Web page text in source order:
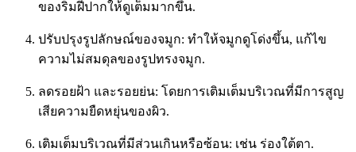
ของริมฝีปากให้ดูเต็มมากขึ้น.
ปรับปรุงรูปลักษณ์ของจมูก: ทำให้จมูกดูโด่งขึ้น, แก้ไข
ความไม่สมดุลของรูปทรงจมูก.
ลดรอยฝ้า และรอยย่น: โดยการเติมเต็มบริเวณที่มีการสูญ
เสียความยืดหยุ่นของผิว.
เติมเต็มบริเวณที่มีส่วนเกินหรือซ้อน: เช่น ร่องใต้ตา.